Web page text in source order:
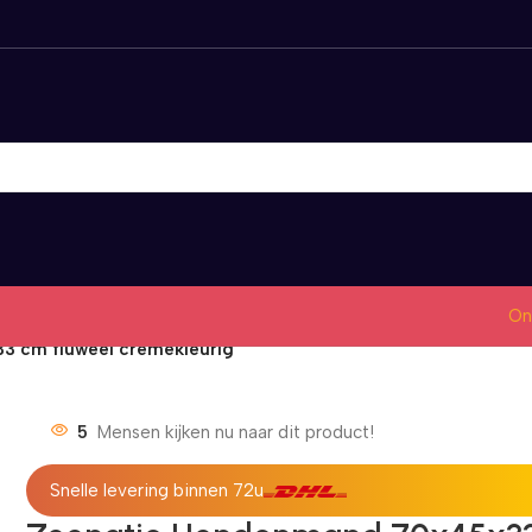
cm fluweel crèmekleurig
5 Mensen kijken nu naar dit product!
Snelle levering binnen 72u